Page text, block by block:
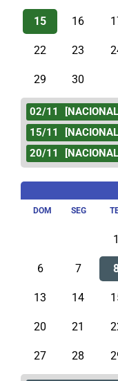
15 16
22 23
29 30
02/11
15/11
20/11
DOM SEG
1
6 7
13 14
20 21
27 28